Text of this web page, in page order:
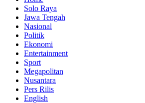
Solo Raya
Jawa Tengah
Nasional
Politik
Ekonomi
Entertainment
Sport
Megapolitan
Nusantara
Pers Rilis
English